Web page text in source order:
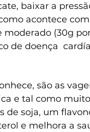
baixar a
acontece
moderado (30g
de doença
são as
e tal como
de soja, um
e melhora a